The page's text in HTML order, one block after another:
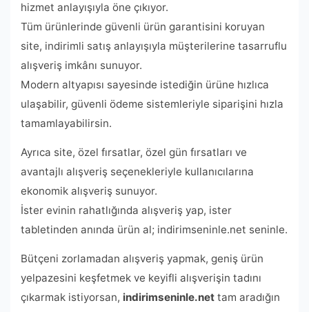
hizmet anlayışıyla öne çıkıyor.
Tüm ürünlerinde güvenli ürün garantisini koruyan
site, indirimli satış anlayışıyla müşterilerine tasarruflu
alışveriş imkânı sunuyor.
Modern altyapısı sayesinde istediğin ürüne hızlıca
ulaşabilir, güvenli ödeme sistemleriyle siparişini hızla
tamamlayabilirsin.
Ayrıca site, özel fırsatlar, özel gün fırsatları ve
avantajlı alışveriş seçenekleriyle kullanıcılarına
ekonomik alışveriş sunuyor.
İster evinin rahatlığında alışveriş yap, ister
tabletinden anında ürün al; indirimseninle.net seninle.
Bütçeni zorlamadan alışveriş yapmak, geniş ürün
yelpazesini keşfetmek ve keyifli alışverişin tadını
çıkarmak istiyorsan, indirimseninle.net tam aradığın